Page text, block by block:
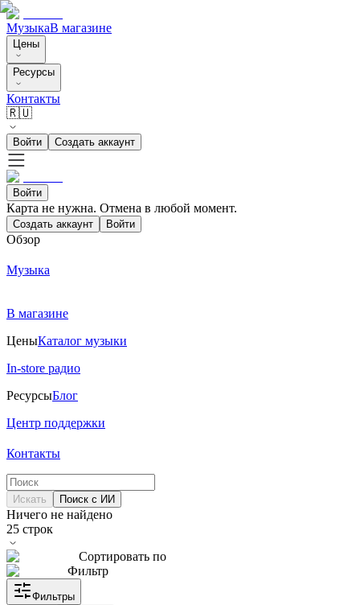
МузыкаВ магазине
Цены
Ресурсы
Контакты
🇷🇺
Войти Создать аккаунт
Войти
Карта не нужна. Отмена в любой момент.
Создать аккаунт Войти
Обзор
Музыка
В магазине
ЦеныКаталог музыки
In-store радио
РесурсыБлог
Центр поддержки
Контакты
Искать Поиск с ИИ
Ничего не найдено
25 строк
Сортировать по
Фильтр
Фильтры